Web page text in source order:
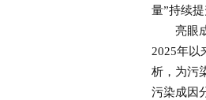
量”持续
亮眼成
2025年以
析，为污
污染成因